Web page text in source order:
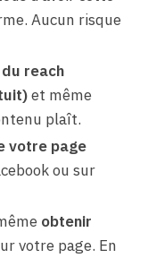
Aucun risque
reach
et même
plaît.
votre page
ou sur
obtenir
votre page. En